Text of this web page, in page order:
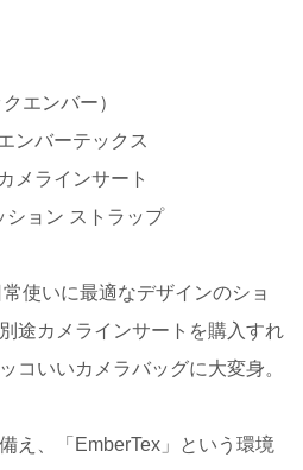
エンバー）
ンバーテックス
メラインサート
ション ストラップ
使いに最適なデザインのショ
途カメラインサートを購入すれ
コいいカメラバッグに大変身。
え、「EmberTex」という環境